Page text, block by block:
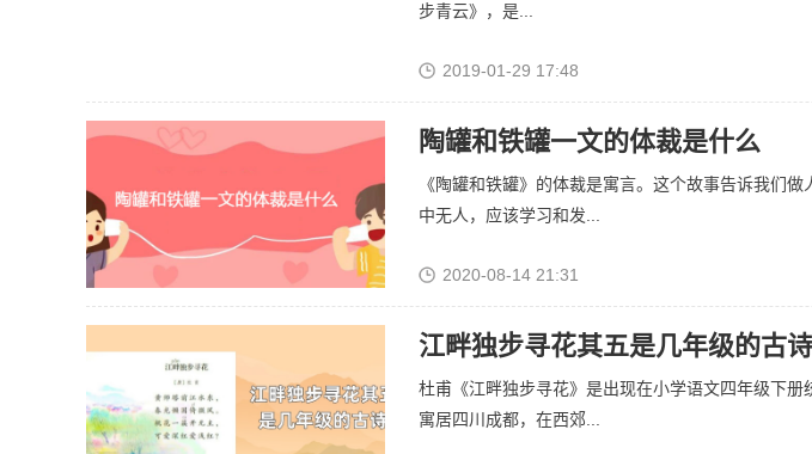
步青云》，是...
2019-01-29 17:48
陶罐和铁罐一文的体裁是什么
《陶罐和铁罐》的体裁是寓言。这个故事告诉我们
中无人，应该学习和发...
2020-08-14 21:31
江畔独步寻花其五是几年级的古诗
杜甫《江畔独步寻花》是出现在小学语文四年级下册
寓居四川成都，在西郊...